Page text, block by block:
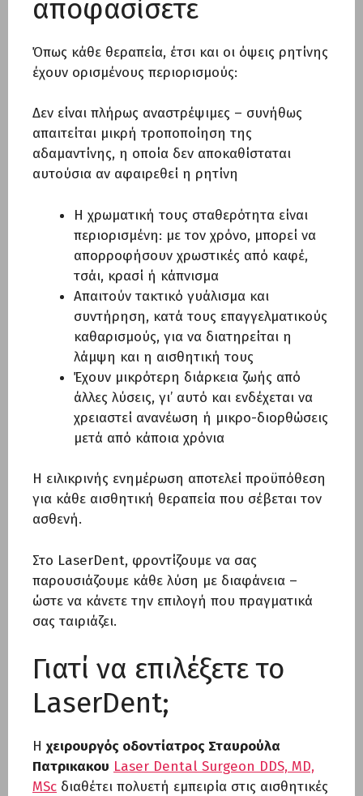
αποφασίσετε
Όπως κάθε θεραπεία, έτσι και οι όψεις ρητίνης
έχουν ορισμένους περιορισμούς:
Δεν είναι πλήρως αναστρέψιμες – συνήθως
απαιτείται μικρή τροποποίηση της
αδαμαντίνης, η οποία δεν αποκαθίσταται
αυτούσια αν αφαιρεθεί η ρητίνη
Η χρωματική τους σταθερότητα είναι
περιορισμένη: με τον χρόνο, μπορεί να
απορροφήσουν χρωστικές από καφέ,
τσάι, κρασί ή κάπνισμα
Απαιτούν τακτικό γυάλισμα και
συντήρηση, κατά τους επαγγελματικούς
καθαρισμούς, για να διατηρείται η
λάμψη και η αισθητική τους
Έχουν μικρότερη διάρκεια ζωής από
άλλες λύσεις, γι’ αυτό και ενδέχεται να
χρειαστεί ανανέωση ή μικρο-διορθώσεις
μετά από κάποια χρόνια
Η ειλικρινής ενημέρωση αποτελεί προϋπόθεση
για κάθε αισθητική θεραπεία που σέβεται τον
ασθενή.
Στο LaserDent, φροντίζουμε να σας
παρουσιάζουμε κάθε λύση με διαφάνεια –
ώστε να κάνετε την επιλογή που πραγματικά
σας ταιριάζει.
Γιατί να επιλέξετε το
LaserDent;
Η χειρουργός οδοντίατρος Σταυρούλα
Πατρικακου Laser Dental Surgeon DDS, MD,
MSc διαθέτει πολυετή εμπειρία στις αισθητικές